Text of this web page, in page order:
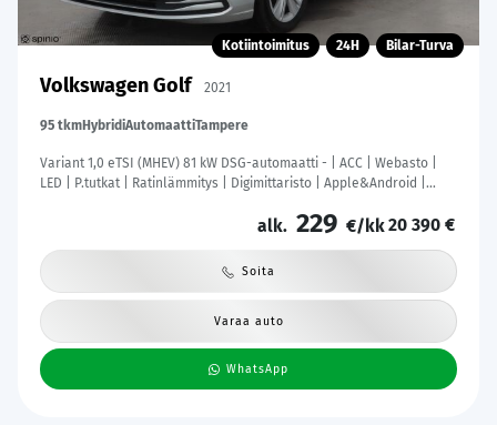
Kotiintoimitus 24H Bilar-Turva
Volkswagen Golf 2021
95 tkmHybridiAutomaattiTampere
Variant 1,0 eTSI (MHEV) 81 kW DSG-automaatti - | ACC | Webasto |
LED | P.tutkat | Ratinlämmitys | Digimittaristo | Apple&Android |
alk. 229 €/kk20 390 €
Soita
Varaa auto
WhatsApp